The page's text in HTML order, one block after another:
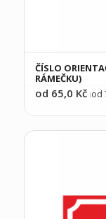
ČÍSLO
RÁMEČKU)
od 65,0 Kč (od